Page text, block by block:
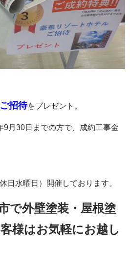
招待をプレゼント。
9月30日までの方で、成約工事金
水曜日）開催しております。
で外壁塗装・屋根塗
様はお気軽にお越し